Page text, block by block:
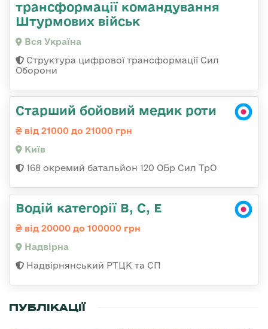
трансформації командування
Штурмових військ
Вся Україна
Структура цифрової трансформації Сил
Оборони
Старший бойовий медик роти
від 21000 до 21000 грн
Київ
168 окремий батальйон 120 ОБр Cил ТрО
Водій категорії В, С, Е
від 20000 до 100000 грн
Надвірна
Надвірнянський РТЦК та СП
ПУБЛІКАЦІЇ